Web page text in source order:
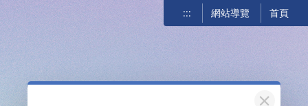
::: 網站導覽 首頁
關閉